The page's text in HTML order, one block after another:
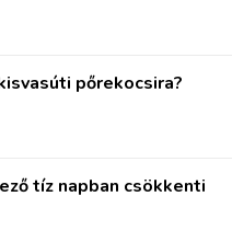
pőrekocsira?
tíz napban csökkenti